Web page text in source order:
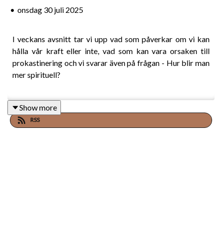
• onsdag 30 juli 2025
I veckans avsnitt tar vi upp vad som påverkar om vi kan
hålla vår kraft eller inte, vad som kan vara orsaken till
prokastinering och vi svarar även på frågan - Hur blir man
mer spirituell?
Kort sammanfattning:
Show more
RSS